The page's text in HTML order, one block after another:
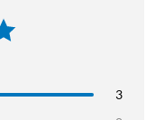
och perfekt för
3